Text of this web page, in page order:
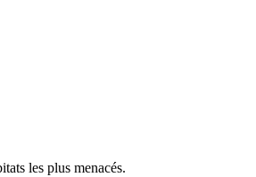
les plus menacés.